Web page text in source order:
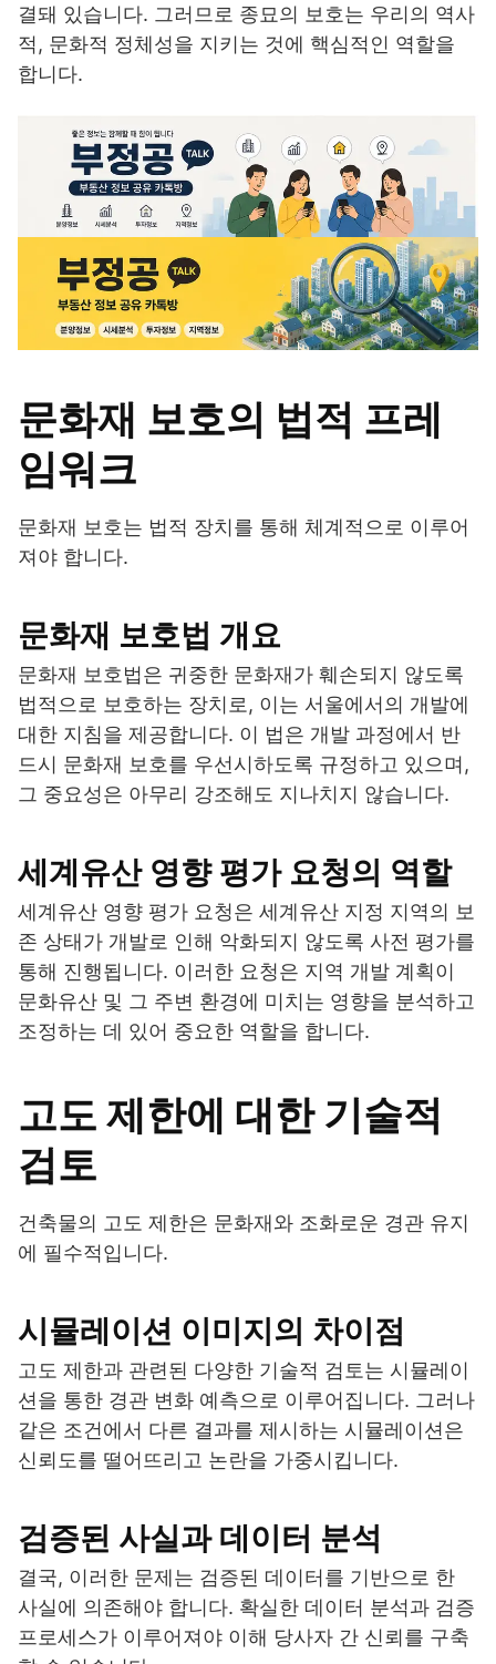
결돼 있습니다. 그러므로 종묘의 보호는 우리의 역사
적, 문화적 정체성을 지키는 것에 핵심적인 역할을
합니다.
문화재 보호의 법적 프레
임워크
문화재 보호는 법적 장치를 통해 체계적으로 이루어
져야 합니다.
문화재 보호법 개요
문화재 보호법은 귀중한 문화재가 훼손되지 않도록
법적으로 보호하는 장치로, 이는 서울에서의 개발에
대한 지침을 제공합니다. 이 법은 개발 과정에서 반
드시 문화재 보호를 우선시하도록 규정하고 있으며,
그 중요성은 아무리 강조해도 지나치지 않습니다.
세계유산 영향 평가 요청의 역할
세계유산 영향 평가 요청은 세계유산 지정 지역의 보
존 상태가 개발로 인해 악화되지 않도록 사전 평가를
통해 진행됩니다. 이러한 요청은 지역 개발 계획이
문화유산 및 그 주변 환경에 미치는 영향을 분석하고
조정하는 데 있어 중요한 역할을 합니다.
고도 제한에 대한 기술적
검토
건축물의 고도 제한은 문화재와 조화로운 경관 유지
에 필수적입니다.
시뮬레이션 이미지의 차이점
고도 제한과 관련된 다양한 기술적 검토는 시뮬레이
션을 통한 경관 변화 예측으로 이루어집니다. 그러나
같은 조건에서 다른 결과를 제시하는 시뮬레이션은
신뢰도를 떨어뜨리고 논란을 가중시킵니다.
검증된 사실과 데이터 분석
결국, 이러한 문제는 검증된 데이터를 기반으로 한
사실에 의존해야 합니다. 확실한 데이터 분석과 검증
프로세스가 이루어져야 이해 당사자 간 신뢰를 구축